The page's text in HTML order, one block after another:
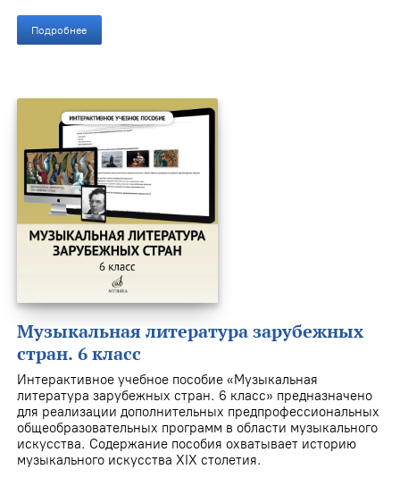
Подробнее
Музыкальная литература зарубежных
стран. 6 класс
Интерактивное учебное пособие «Музыкальная
литература зарубежных стран. 6 класс» предназначено
для реализации дополнительных предпрофессиональных
общеобразовательных программ в области музыкального
искусства. Содержание пособия охватывает историю
музыкального искусства XIX столетия.